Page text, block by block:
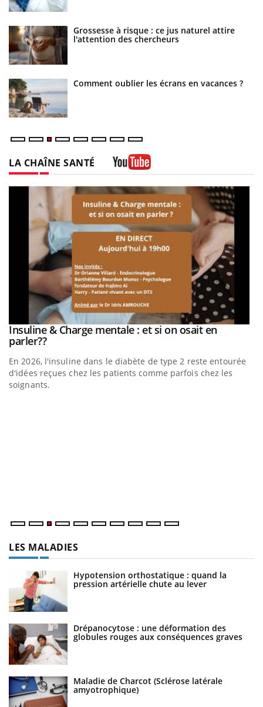
Grossesse à risque : ce jus naturel attire
l'attention des chercheurs
Comment oublier les écrans en vacances ?
LA CHAÎNE SANTÉ
Youtube
Insuline & Charge mentale : et si on osait en
parler??Youtube
En 2026, l'insuline dans le diabète de type 2 reste entourée
d'idées reçues chez les patients comme parfois chez les
soignants.
LES MALADIES
Hypotension orthostatique : quand la
pression artérielle chute au lever
Drépanocytose : une déformation des
globules rouges aux conséquences graves
Maladie de Charcot (Sclérose latérale
amyotrophique)